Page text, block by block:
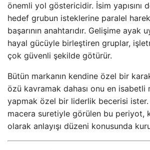
önemli yol göstericidir. İsim yapısını
hedef grubun isteklerine paralel
başarının anahtarıdır. Gelişime ayak
hayal gücüyle birleştiren gruplar,
çok güvenli şekilde götürür.
Bütün markanın kendine özel bir
özü kavramak dahası onu en isabetli
yapmak özel bir liderlik becerisi
macera suretiyle görülen bu periyot,
olarak anlayışı düzeni konusunda